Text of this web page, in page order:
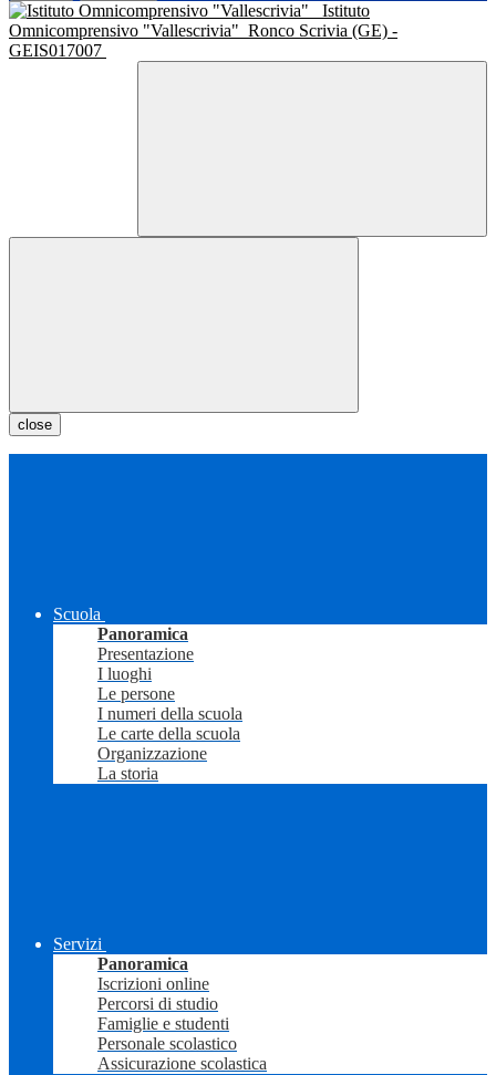
Istituto
Omnicomprensivo "Vallescrivia" Ronco Scrivia (GE) -
GEIS017007
close
Scuola
Panoramica
Presentazione
I luoghi
Le persone
I numeri della scuola
Le carte della scuola
Organizzazione
La storia
Servizi
Panoramica
Iscrizioni online
Percorsi di studio
Famiglie e studenti
Personale scolastico
Assicurazione scolastica